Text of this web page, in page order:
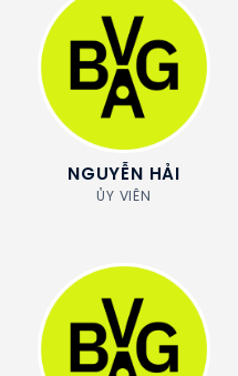
NGUYỄN HẢI
ỦY VIÊN